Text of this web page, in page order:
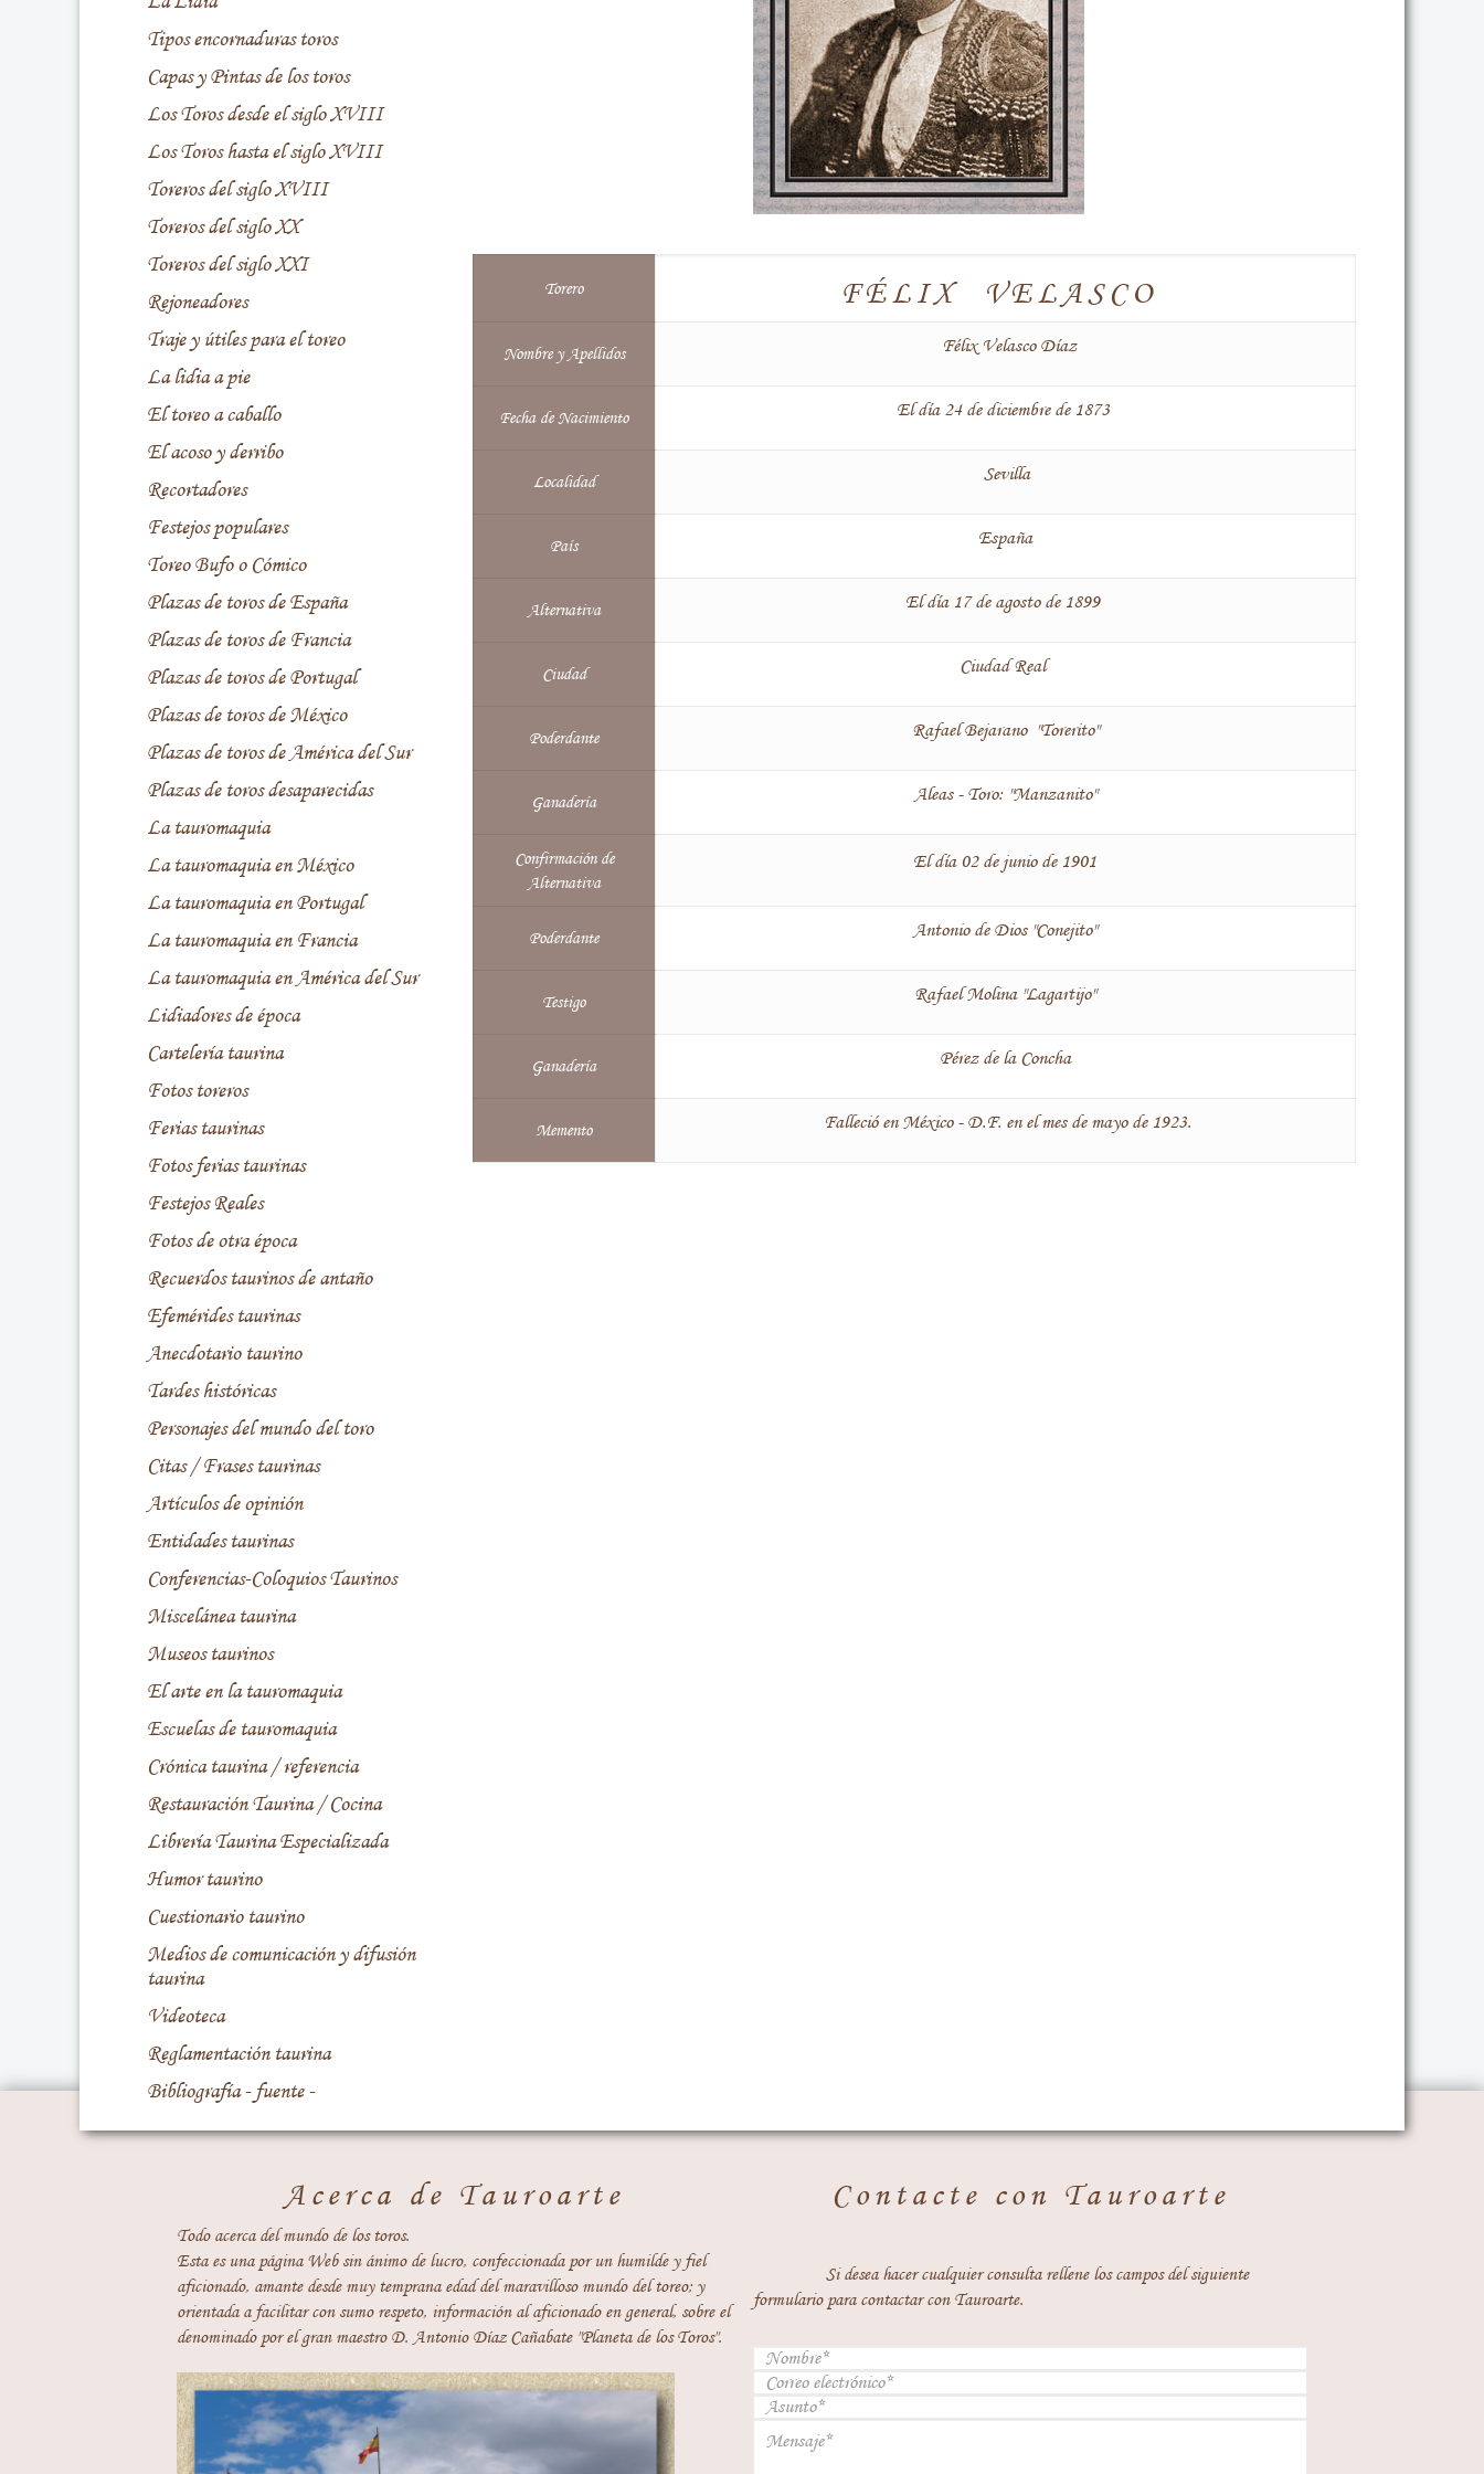
Tipos encornaduras toros
Capas y Pintas de los toros
Los Toros desde el siglo XVIII
Los Toros hasta el siglo XVIII
Toreros del siglo XVIII
Toreros del siglo XX
Toreros del siglo XXI
Rejoneadores
Traje y útiles para el toreo
La lidia a pie
El toreo a caballo
El acoso y derribo
Recortadores
Festejos populares
Toreo Bufo o Cómico
Plazas de toros de España
Plazas de toros de Francia
Plazas de toros de Portugal
Plazas de toros de México
Plazas de toros de América del Sur
Plazas de toros desaparecidas
La tauromaquia
La tauromaquia en México
La tauromaquia en Portugal
La tauromaquia en Francia
La tauromaquia en América del Sur
Lidiadores de época
Cartelería taurina
Fotos toreros
Ferias taurinas
Fotos ferias taurinas
Festejos Reales
Fotos de otra época
Recuerdos taurinos de antaño
Efemérides taurinas
Anecdotario taurino
Tardes históricas
Personajes del mundo del toro
Citas / Frases taurinas
Artículos de opinión
Entidades taurinas
Conferencias-Coloquios Taurinos
Miscelánea taurina
Museos taurinos
El arte en la tauromaquia
Escuelas de tauromaquia
Crónica taurina / referencia
Restauración Taurina / Cocina
Librería Taurina Especializada
Humor taurino
Cuestionario taurino
Medios de comunicación y difusión
taurina
Videoteca
Reglamentación taurina
Bibliografía - fuente -
Torero FÉLIX VELASCO
Nombre y Apellidos Félix Velasco Díaz
Fecha de Nacimiento El día 24 de diciembre de 1873
Localidad Sevilla
País España
Alternativa El día 17 de agosto de 1899
Ciudad Ciudad Real
Poderdante Rafael Bejarano "Torerito"
Ganadería Aleas - Toro: "Manzanito"
Confirmación de
Alternativa
El día 02 de junio de 1901
Poderdante Antonio de Dios "Conejito"
Testigo Rafael Molina "Lagartijo"
Ganadería Pérez de la Concha
Memento Falleció en México - D.F. en el mes de mayo de 1923.
Acerca de Tauroarte
Todo acerca del mundo de los toros.
Esta es una página Web sin ánimo de lucro, confeccionada por un humilde y fiel
aficionado, amante desde muy temprana edad del maravilloso mundo del toreo; y
orientada a facilitar con sumo respeto, información al aficionado en general, sobre el
denominado por el gran maestro D. Antonio Díaz Cañabate "Planeta de los Toros".
Contacte con Tauroarte
Si desea hacer cualquier consulta rellene los campos del siguiente
formulario para contactar con Tauroarte.